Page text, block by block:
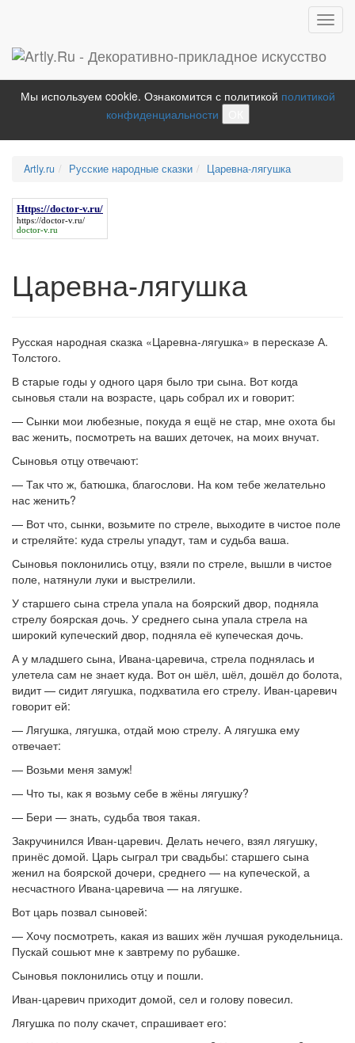
Мы используем cookie. Ознакомится с политикой политикой
конфиденциальности
Artly.ru Русские народные сказки Царевна-лягушка
Https://doctor-v.ru/
https://doctor-v.ru/
doctor-v.ru
Царевна-лягушка
Русская народная сказка «Царевна-лягушка» в пересказе А.
Толстого.
В старые годы у одного царя было три сына. Вот когда
сыновья стали на возрасте, царь собрал их и говорит:
— Сынки мои любезные, покуда я ещё не стар, мне охота бы
вас женить, посмотреть на ваших деточек, на моих внучат.
Сыновья отцу отвечают:
— Так что ж, батюшка, благослови. На ком тебе желательно
нас женить?
— Вот что, сынки, возьмите по стреле, выходите в чистое поле
и стреляйте: куда стрелы упадут, там и судьба ваша.
Сыновья поклонились отцу, взяли по стреле, вышли в чистое
поле, натянули луки и выстрелили.
У старшего сына стрела упала на боярский двор, подняла
стрелу боярская дочь. У среднего сына упала стрела на
широкий купеческий двор, подняла её купеческая дочь.
А у младшего сына, Ивана-царевича, стрела поднялась и
улетела сам не знает куда. Вот он шёл, шёл, дошёл до болота,
видит — сидит лягушка, подхватила его стрелу. Иван-царевич
говорит ей:
— Лягушка, лягушка, отдай мою стрелу. А лягушка ему
отвечает:
— Возьми меня замуж!
— Что ты, как я возьму себе в жёны лягушку?
— Бери — знать, судьба твоя такая.
Закручинился Иван-царевич. Делать нечего, взял лягушку,
принёс домой. Царь сыграл три свадьбы: старшего сына
женил на боярской дочери, среднего — на купеческой, а
несчастного Ивана-царевича — на лягушке.
Вот царь позвал сыновей:
— Хочу посмотреть, какая из ваших жён лучшая рукодельница.
Пускай сошьют мне к завтрему по рубашке.
Сыновья поклонились отцу и пошли.
Иван-царевич приходит домой, сел и голову повесил.
Лягушка по полу скачет, спрашивает его: